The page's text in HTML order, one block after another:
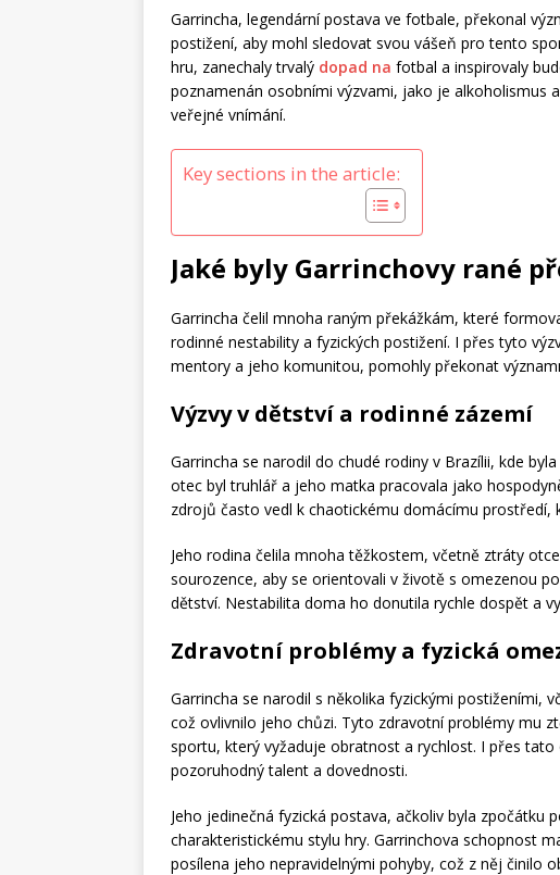
Garrincha, legendární postava ve fotbale, překonal
postižení, aby mohl sledovat svou vášeň pro tento
hru, zanechaly trvalý dopad na fotbal a inspirovaly
poznamenán osobními výzvami, jako je alkoholismus
veřejné vnímání.
Key sections in the article:
Jaké byly Garrinchovy rané
Garrincha čelil mnoha raným překážkám, které
rodinné nestability a fyzických postižení. I přes tyto
mentory a jeho komunitou, pomohly překonat
Výzvy v dětství a rodinné zázemí
Garrincha se narodil do chudé rodiny v Brazílii, kde
otec byl truhlář a jeho matka pracovala jako
zdrojů často vedl k chaotickému domácímu prostředí,
Jeho rodina čelila mnoha těžkostem, včetně ztráty
sourozence, aby se orientovali v životě s omezenou
dětství. Nestabilita doma ho donutila rychle dospět a
Zdravotní problémy a fyzická
Garrincha se narodil s několika fyzickými postiženími,
což ovlivnilo jeho chůzi. Tyto zdravotní problémy mu
sportu, který vyžaduje obratnost a rychlost. I přes
pozoruhodný talent a dovednosti.
Jeho jedinečná fyzická postava, ačkoliv byla zpočátku
charakteristickému stylu hry. Garrinchova schopnost
posílena jeho nepravidelnými pohyby, což z něj činilo